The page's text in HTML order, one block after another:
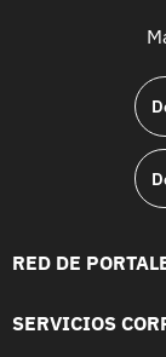
RED DE
SERVICIOS